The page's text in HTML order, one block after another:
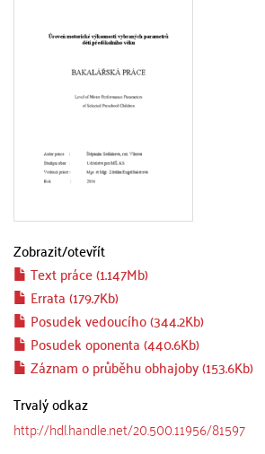
Zobrazit/otevřít
Text práce (1.147Mb)
Errata (179.7Kb)
Posudek vedoucího (344.2Kb)
Posudek oponenta (440.6Kb)
Záznam o průběhu obhajoby (153.6Kb)
Trvalý odkaz
http://hdl.handle.net/20.500.11956/81597